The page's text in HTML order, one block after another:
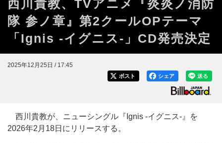
西川貴教、TVアニメ『炎炎ノ消防
隊 参ノ章』第2クールOPテーマ
「Ignis -イグニス-」CD発売決定
2025年12月25日 / 17:45
送る
シェア
ポスト
西川貴教が、ニューシングル『Ignis -イグニス-』を
2026年2月18日にリリースする。